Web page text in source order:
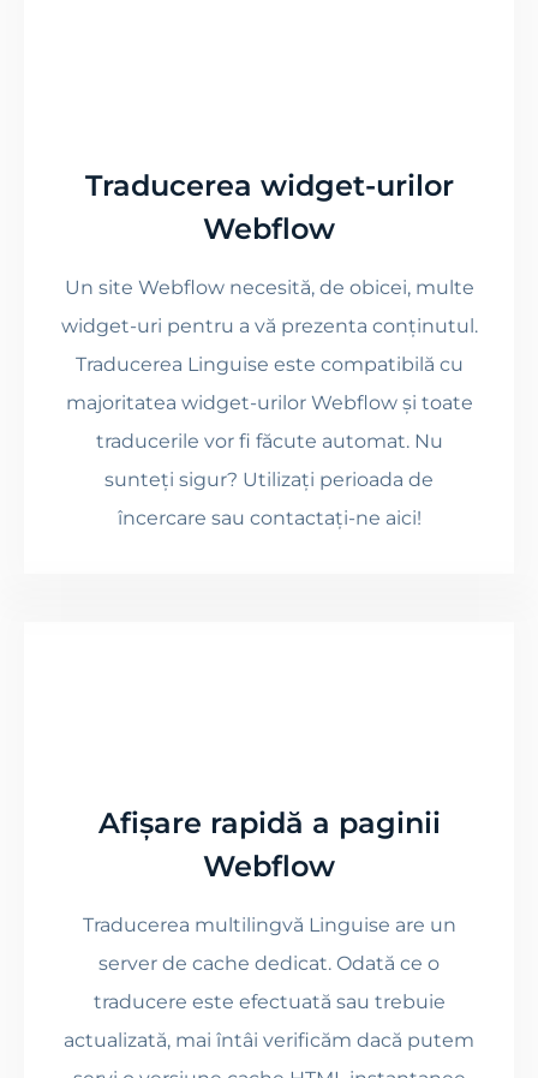
Traducerea widget-urilor
Webflow
Un site Webflow necesită, de obicei, multe
widget-uri pentru a vă prezenta conținutul.
Traducerea Linguise este compatibilă cu
majoritatea widget-urilor Webflow și toate
traducerile vor fi făcute automat. Nu
sunteți sigur? Utilizați perioada de
încercare sau contactați-ne aici!
Afișare rapidă a paginii
Webflow
Traducerea multilingvă Linguise are un
server de cache dedicat. Odată ce o
traducere este efectuată sau trebuie
actualizată, mai întâi verificăm dacă putem